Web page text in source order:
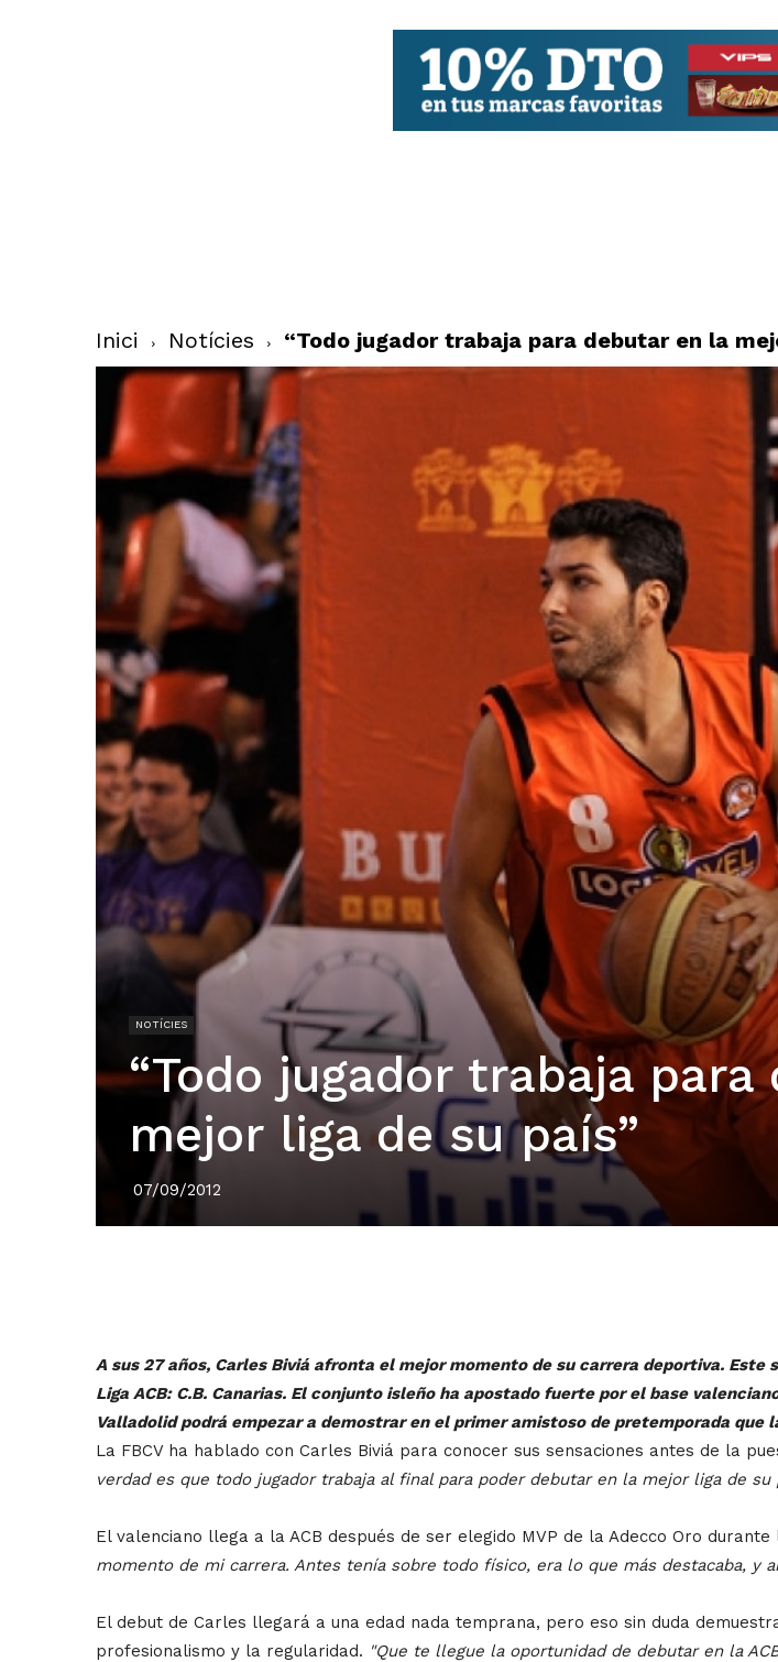
Inici Notícies “Todo jugador trabaja para debutar en la
NOTÍCIES
“Todo jugador trabaja
mejor liga de su país”
07/09/2012
A sus 27 años, Carles Biviá afronta el mejor momento de su carrera deportiva.
Liga ACB: C.B. Canarias. El conjunto isleño ha apostado fuerte por el base
Valladolid podrá empezar a demostrar en el primer amistoso de pretemporada que
La FBCV ha hablado con Carles Biviá para conocer sus sensaciones antes de la
verdad es que todo jugador trabaja al final para poder debutar en la mejor liga de su
El valenciano llega a la ACB después de ser elegido MVP de la Adecco Oro
momento de mi carrera. Antes tenía sobre todo físico, era lo que más destacaba, y
El debut de Carles llegará a una edad nada temprana, pero eso sin duda
profesionalismo y la regularidad. "Que te llegue la oportunidad de debutar en la